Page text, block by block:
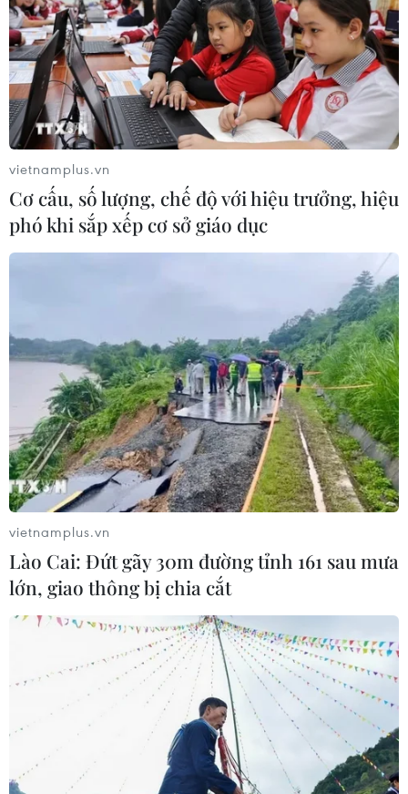
vietnamplus.vn
Cơ cấu, số lượng, chế độ với hiệu trưởng, hiệu
phó khi sắp xếp cơ sở giáo dục
vietnamplus.vn
Lào Cai: Đứt gãy 30m đường tỉnh 161 sau mưa
lớn, giao thông bị chia cắt